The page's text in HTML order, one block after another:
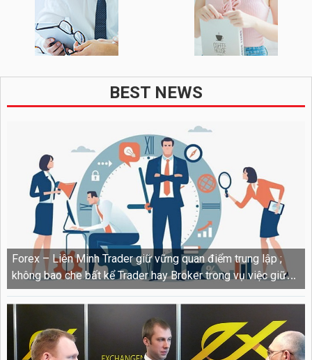
BEST NEWS
Forex – Liên Minh Trader giữ vững quan điểm trung lập ;
không bao che bất kể Trader hay Broker trong vụ việc giữa
Thịnh và Exness ngày 21 / 12 /2024